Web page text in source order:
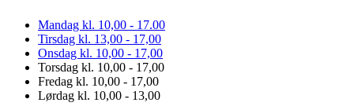
Mandag kl. 10,00 - 17.00
Tirsdag kl. 13,00 - 17,00
Onsdag kl. 10,00 - 17,00
Torsdag kl. 10,00 - 17,00
Fredag kl. 10,00 - 17,00
Lørdag kl. 10,00 - 13,00